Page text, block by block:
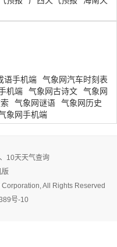
语手机端
气象网汽车时刻表
机端 气象网古诗文
气象网
气象网谜语
气象网历史
象网手机端
10天天气查询
版
All Rights Reserved
号-10